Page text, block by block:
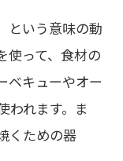
という意味の動
使って、食材の
ベキューやオー
われます。ま
くための器